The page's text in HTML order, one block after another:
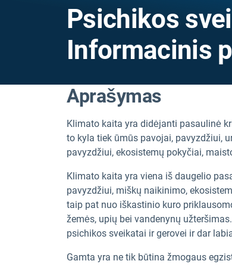
Psichikos
Informacinis
Aprašymas
Klimato kaita yra didėjanti pasaulinė
to kyla tiek ūmūs pavojai, pavyzdžiui,
pavyzdžiui, ekosistemų pokyčiai,
Klimato kaita yra viena iš daugelio
pavyzdžiui, miškų naikinimo,
taip pat nuo iškastinio kuro
žemės, upių bei vandenynų
psichikos sveikatai ir gerovei ir dar
Gamta yra ne tik būtina žmogaus